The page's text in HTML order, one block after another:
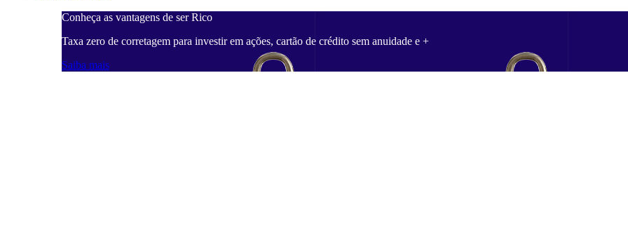
Conheça as vantagens de ser Rico
Taxa zero de corretagem para investir em ações, cartão de crédito sem anuidade e +
Saiba mais